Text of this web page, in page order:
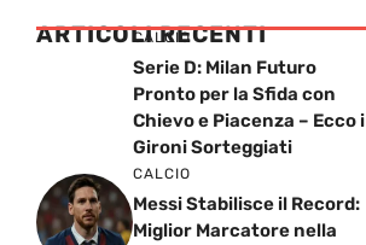
ARTICOLI RECENTI
CALCIO
Serie D: Milan Futuro
Pronto per la Sfida con
Chievo e Piacenza – Ecco i
Gironi Sorteggiati
CALCIO
Messi Stabilisce il Record:
Miglior Marcatore nella